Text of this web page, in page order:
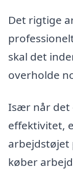
Det rigtige
skal det
overholde
Især når
effektivitet,
arbejdstøjet
køber